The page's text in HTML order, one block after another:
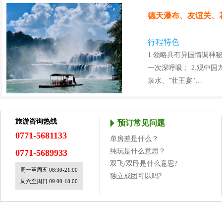
德天瀑布、友谊关、
行程特色
1.领略具有异国情调神
一次深呼吸； 2.观中国
泉水、"壮王宴"…
旅游咨询热线
0771-5681133
0771-5689933
周一至周五 08:30-21:00
周六至周日 09:00-18:00
预订常见问题
单房差是什么？
纯玩是什么意思？
双飞/双卧是什么意思?
独立成团可以吗?